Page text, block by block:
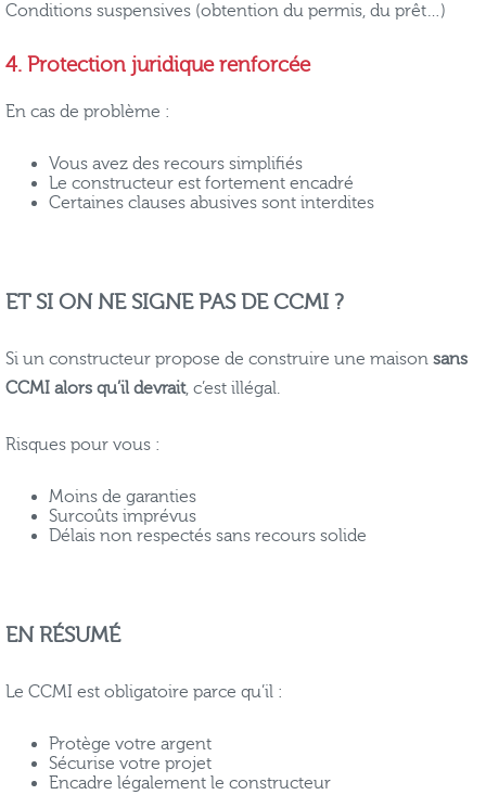
Conditions suspensives (obtention du permis, du prêt…)
4. Protection juridique renforcée
En cas de problème :
Vous avez des recours simplifiés
Le constructeur est fortement encadré
Certaines clauses abusives sont interdites
ET SI ON NE SIGNE PAS DE CCMI ?
Si un constructeur propose de construire une maison sans
CCMI alors qu’il devrait, c’est illégal.
Risques pour vous :
Moins de garanties
Surcoûts imprévus
Délais non respectés sans recours solide
EN RÉSUMÉ
Le CCMI est obligatoire parce qu’il :
Protège votre argent
Sécurise votre projet
Encadre légalement le constructeur